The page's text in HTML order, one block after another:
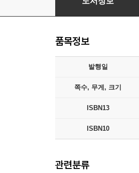
품목정보
발행일
쪽수, 무게, 크기
ISBN13
ISBN10
관련분류